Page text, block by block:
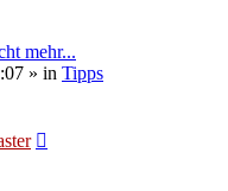
mehr...
» in Tipps